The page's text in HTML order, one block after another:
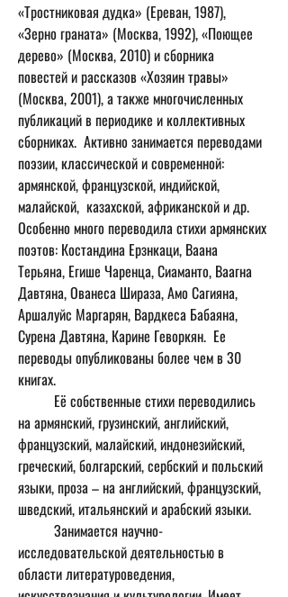
«Тростниковая дудка» (Ереван, 1987),
«Зерно граната» (Москва, 1992), «Поющее
дерево» (Москва, 2010) и сборника
повестей и рассказов «Хозяин травы»
(Москва, 2001), а также многочисленных
публикаций в периодике и коллективных
сборниках.  Активно занимается переводами
поэзии, классической и современной:
армянской, французской, индийской,
малайской,  казахской, африканской и др.
Особенно много переводила стихи армянских
поэтов: Костандина Ерзнкаци, Ваана
Терьяна, Егише Чаренца, Сиаманто, Ваагна
Давтяна, Ованеса Шираза, Амо Сагияна,
Аршалуйс Маргарян, Вардкеса Бабаяна,
Сурена Давтяна, Карине Геворкян.  Ее
переводы опубликованы более чем в 30
книгах.
на армянский, грузинский, английский,
французский, малайский, индонезийский,
греческий, болгарский, сербский и польский
языки, проза – на английский, французский,
шведский, итальянский и арабский языки.
исследовательской деятельностью в
области литературоведения,